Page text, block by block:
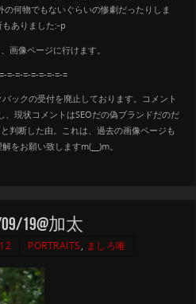
何物でもないぐらいの惨劇だったりしま
ありました:-p
画像ページに行けます。
=-=-=-=-=-=-=-=
ックの受付を廃止しております。コメント
現状コメントはSEOだの偽ブランドだのだ
判断した由。これは、過去の画像ページも
をお願い致しますm(__)m。
19@加太
PORTRAITS, ましろ唯